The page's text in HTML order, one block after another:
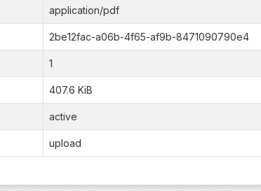
application/pdf
2be12fac-a06b-4f65-af9b-8471090790e4
1
407.6 KiB
active
upload